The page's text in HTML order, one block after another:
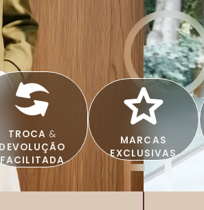
TROCA &
DEVOLUÇÃO
FACILITADA
MARCAS
EXCLUSIVAS